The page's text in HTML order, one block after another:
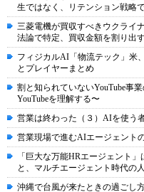
生ではなく、リテンション戦略
三菱電機が買収すべきウクライ
法論で特定、買収金額を割り出
フィジカルAI「物流テック」米
とプレイヤーまとめ
割と知られていないYouTube事
YouTubeを理解する〜
営業は終わった（３）AIを使う
営業現場で進むAIエージェント
「巨大な万能HRエージェント
と、マルチエージェント時代の
沖縄で台風が来たときの過ごし